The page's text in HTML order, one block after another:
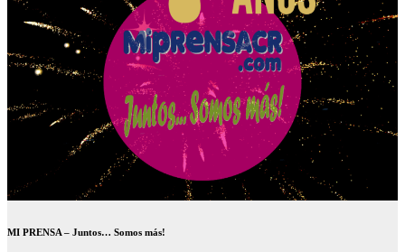
MI PRENSA – Juntos… Somos más!